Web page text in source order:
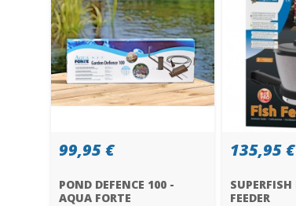
99,95 €
POND DEFENCE 100 -
AQUA FORTE
135,95 €
FEEDER